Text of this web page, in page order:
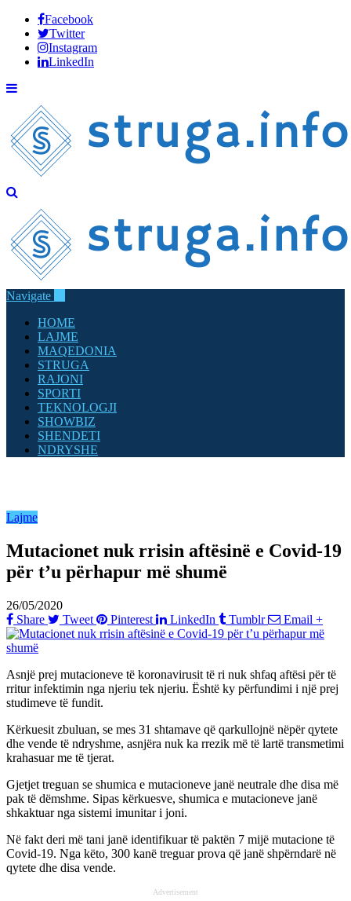
Facebook
Twitter
Instagram
LinkedIn
Navigate
HOME
LAJME
MAQEDONIA
STRUGA
RAJONI
SPORTI
TEKNOLOGJI
SHOWBIZ
SHENDETI
NDRYSHE
Lajme
Mutacionet nuk rrisin aftësinë e Covid-19
për t’u përhapur më shumë
26/05/2020
Share
Tweet Pinterest LinkedIn Tumblr Email +
Asnjë prej mutacioneve të koronavirusit të ri nuk shfaq aftësi për të
rritur infektimin nga njeriu tek njeriu. Është ky përfundimi i një prej
studimeve të fundit.
Kërkuesit zbuluan, se mes 31 shtamave që qarkullojnë nëpër qytete
dhe vende të ndryshme, asnjëra nuk ka rrezik më të lartë transmetimi
krahasuar me të tjerat.
Gjetjet treguan se shumica e mutacioneve janë neutrale dhe disa më
pak të dëmshme. Sipas kërkuesve, shumica e mutacioneve janë
shkaktuar nga sistemi imunitar i joni.
Në fakt deri më tani janë identifikuar të paktën 7 mijë mutacione të
Covid-19. Nga këto, 300 kanë treguar prova që janë shpërndarë në
qytete dhe disa vende.
Advertisement